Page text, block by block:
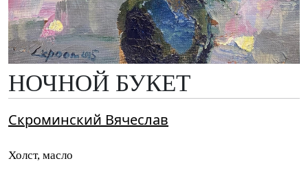
НОЧНОЙ БУКЕТ
Скроминский Вячеслав
Холст, масло